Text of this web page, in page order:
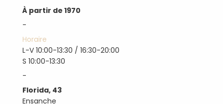
À partir de 1970
-
Horaire
L-V 10:00-13:30 / 16:30-20:00
S 10:00-13:30
-
Florida, 43
Ensanche